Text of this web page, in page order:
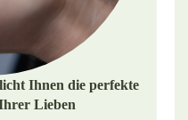
Ihnen die perfekte
Lieben